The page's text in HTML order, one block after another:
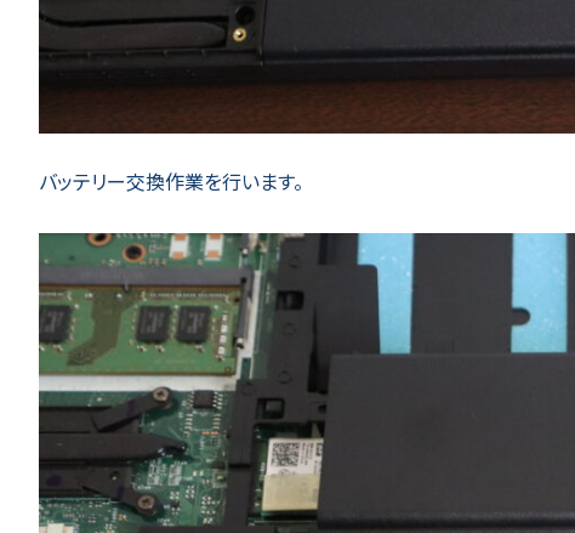
バッテリー交換作業を行います。